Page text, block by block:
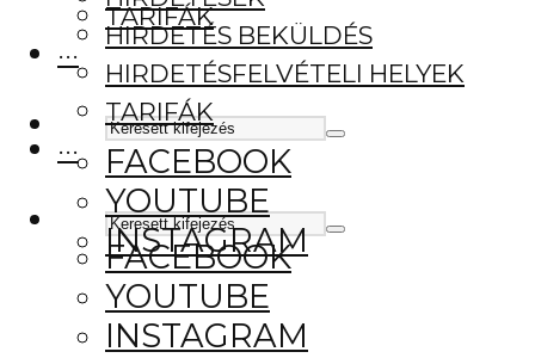
TARIFÁK
···
FACEBOOK
YOUTUBE
INSTAGRAM
HIRDETÉS BEKÜLDÉS
HIRDETÉSFELVÉTELI HELYEK
TARIFÁK
···
FACEBOOK
YOUTUBE
INSTAGRAM